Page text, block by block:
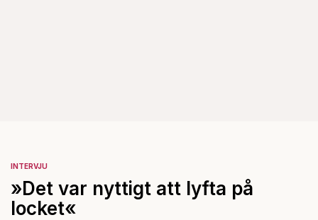
INTERVJU
»Det var nyttigt att lyfta på
locket«